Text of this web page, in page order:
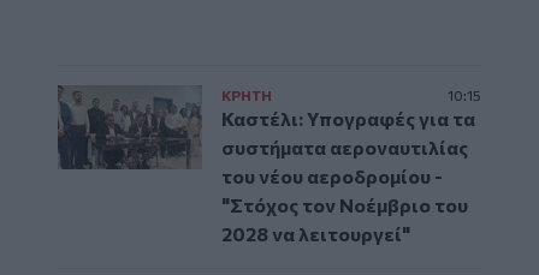
ΚΡΗΤΗ 10:15
Καστέλι: Υπογραφές για τα
συστήματα αεροναυτιλίας
του νέου αεροδρομίου -
"Στόχος τον Νοέμβριο του
2028 να λειτουργεί"